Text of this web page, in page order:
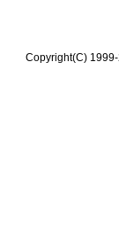
Copyright(C)